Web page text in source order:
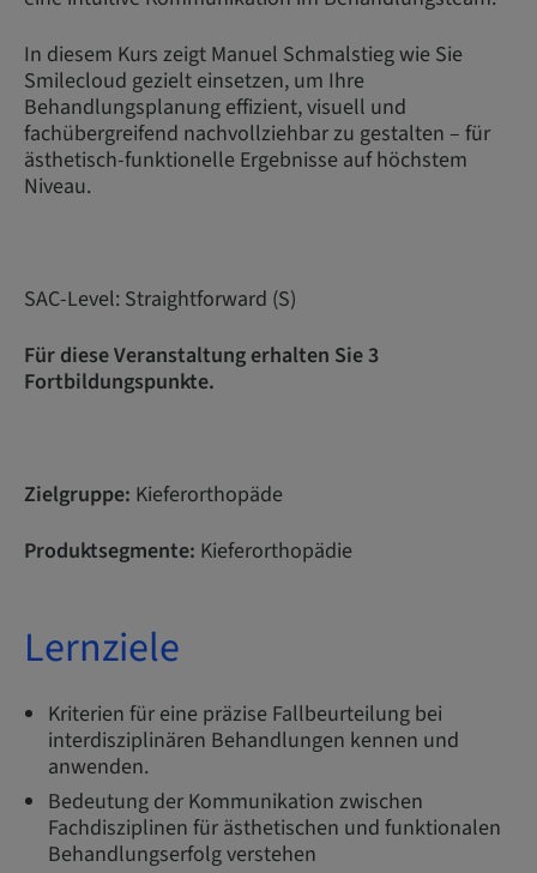
In diesem Kurs zeigt Manuel Schmalstieg wie Sie
Smilecloud gezielt einsetzen, um Ihre
Behandlungsplanung effizient, visuell und
fachübergreifend nachvollziehbar zu gestalten – für
ästhetisch-funktionelle Ergebnisse auf höchstem
Niveau.
SAC-Level: Straightforward (S)
Für diese Veranstaltung erhalten Sie 3
Fortbildungspunkte.
Zielgruppe: Kieferorthopäde
Produktsegmente: Kieferorthopädie
Lernziele
Kriterien für eine präzise Fallbeurteilung bei
interdisziplinären Behandlungen kennen und
anwenden.
Bedeutung der Kommunikation zwischen
Fachdisziplinen für ästhetischen und funktionalen
Behandlungserfolg verstehen